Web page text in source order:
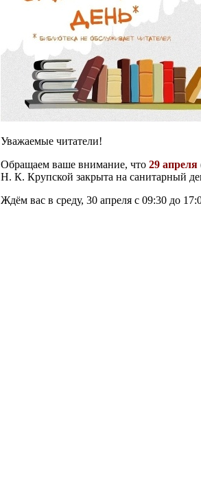
Уважаемые читатели!
Обращаем ваше внимание, что 29 апреля
Н. К. Крупской закрыта на санитарный
Ждём вас в среду, 30 апреля c 09:30 до